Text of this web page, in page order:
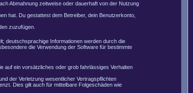
Abmahnung zeitweise oder dauerhaft von der Nutzung
hat. Du gestattest dem Betreiber, dein Benutzerkonto,
zuzufügen.
deutschsprachige Informationen werden durch die
die Verwendung der Software für bestimmte
auf ein vorsätzliches oder grob fahrlässiges Verhalten
der Verletzung wesentlicher Vertragspflichten
Dies gilt auch für mittelbare Folgeschäden wie